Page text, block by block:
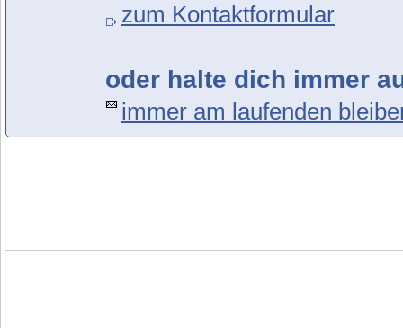
zum Kontaktformular
oder halte dich immer
immer am laufenden